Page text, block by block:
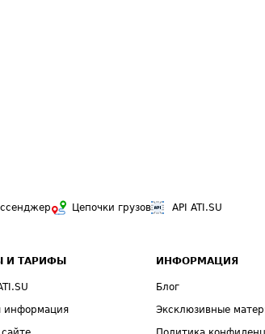
Цепочки грузов API ATI.SU
И ТАРИФЫ
информация
ИНФОРМАЦИЯ
Блог
Эксклюзивные